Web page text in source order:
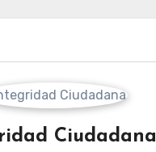
Ciudadana